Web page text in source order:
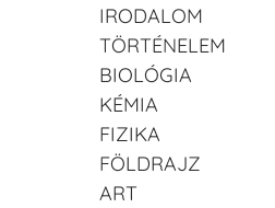
IRODALOM
TÖRTÉNELEM
BIOLÓGIA
KÉMIA
FIZIKA
FÖLDRAJZ
ART